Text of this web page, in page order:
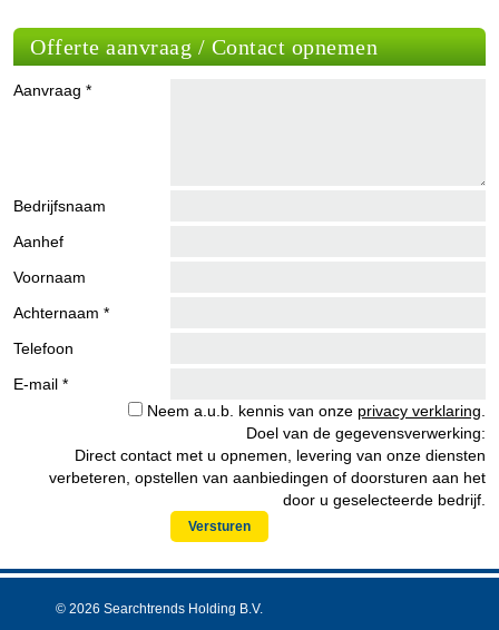
Offerte aanvraag / Contact opnemen
Aanvraag *
Bedrijfsnaam
Aanhef
Voornaam
Achternaam *
Telefoon
E-mail *
Neem a.u.b. kennis van onze privacy verklaring
Doel van de gegevensverwerking:
Direct contact met u opnemen, levering van onze diensten
verbeteren, opstellen van aanbiedingen of doorsturen aan het
door u geselecteerde bedrijf.
Versturen
© 2026 Searchtrends Holding B.V.